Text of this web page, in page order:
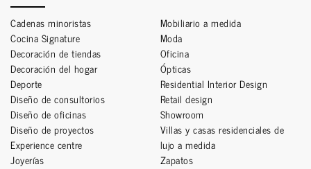
Cadenas minoristas
Cocina Signature
Decoración de tiendas
Decoración del hogar
Deporte
Diseño de consultorios
Diseño de oficinas
Diseño de proyectos
Experience centre
Joyerías
Mobiliario a medida
Moda
Oficina
Ópticas
Residential Interior Design
Retail design
Showroom
Villas y casas residenciales de
lujo a medida
Zapatos